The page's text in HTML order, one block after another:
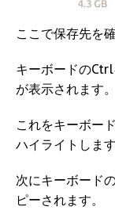
ここで保存先を
キーボードの
が表示されます。
これをキーボー
ハイライトします
次にキーボード
ピーされます。